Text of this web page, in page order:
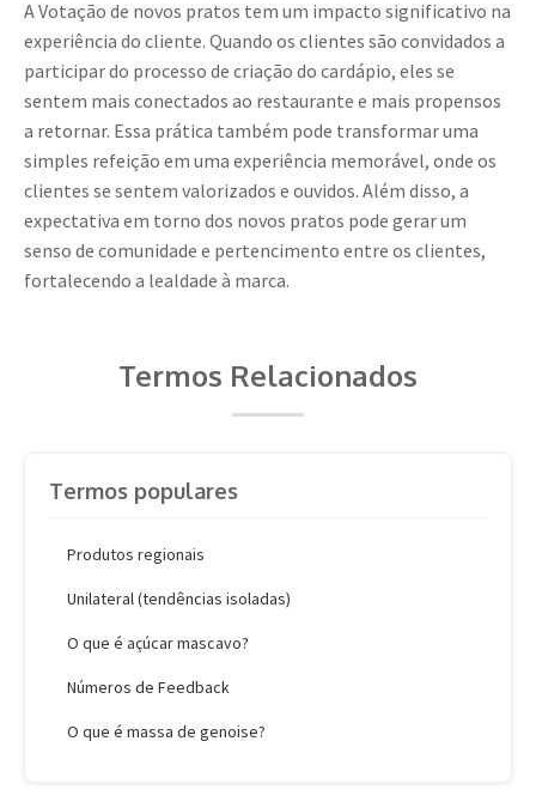
A Votação de novos pratos tem um impacto significativo na
experiência do cliente. Quando os clientes são convidados a
participar do processo de criação do cardápio, eles se
sentem mais conectados ao restaurante e mais propensos
a retornar. Essa prática também pode transformar uma
simples refeição em uma experiência memorável, onde os
clientes se sentem valorizados e ouvidos. Além disso, a
expectativa em torno dos novos pratos pode gerar um
senso de comunidade e pertencimento entre os clientes,
fortalecendo a lealdade à marca.
Termos Relacionados
Termos populares
Produtos regionais
Unilateral (tendências isoladas)
O que é açúcar mascavo?
Números de Feedback
O que é massa de genoise?